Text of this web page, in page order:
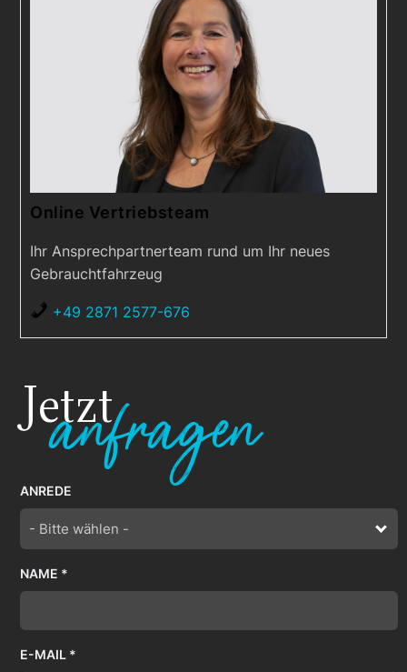
Online Vertriebsteam
Ihr Ansprechpartnerteam rund um Ihr neues
Gebrauchtfahrzeug
+49 2871 2577-676
Jetzt
anfragen
ANREDE
- Bitte wählen -
NAME *
E-MAIL *